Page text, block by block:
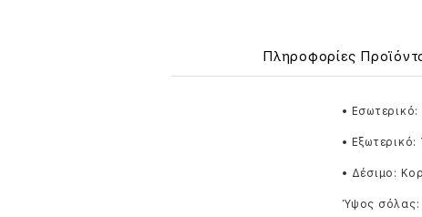
Πληροφορίες
•
•
• Δέσιμο:
Ύψος σόλας: